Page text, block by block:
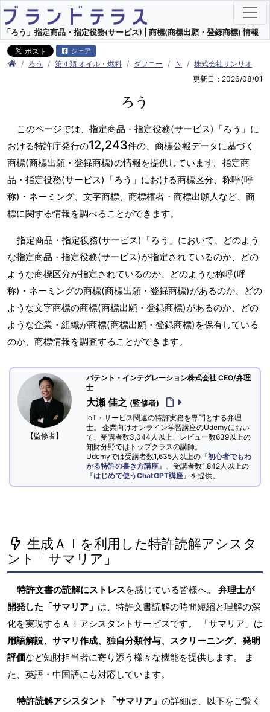
「ろう」指定商品・指定役務(サービス) | 商標(商標出願・登録商標) 情報
シェア
ろう 第４類 オイル・燃料 ダフニー Ｎ
株式会社サンリオ
更新日：2026/08/01
ろう
このページでは、指定商品・指定役務(サービス)「ろう」に
おける特許庁発行の12,243件の、商標公報データに基づく
商標(商標出願・登録商標)の情報を提供しています。指定商
品・指定役務(サービス)「ろう」における商標区分、称呼(呼
称)・ネーミング、文字商標、商標権者・商標出願人など、商
標に関する情報を調べることができます。
指定商品・指定役務(サービス)「ろう」において、どのよう
な指定商品・指定役務(サービス)が指定されているのか、どの
ような商標区分が指定されているのか、どのような称呼(呼
称)・ネーミングの商標(商標出願・登録商標)があるのか、どの
ような文字商標の商標(商標出願・登録商標)があるのか、どの
ような企業・組織が商標(商標出願・登録商標)を保有している
のか、商標情報を調査することができます。
【監修者】
パテント・インテグレーション株式会社 CEO/弁理
士
大瀬 佳之 (監修者)
IoT・サービス関連の特許実務を専門とする弁理
士。 企業向けオンライン学習講座のUdemyにおい
て、受講者数3,044人以上、レビュー数639以上の
知財分野ではトップクラスの講師。
Udemyでは受講者数1,635人以上の『初心者でもわ
かる特許の書き方講座 』、受講者数1,842人以上の
『はじめて使うChatGPT講座 』を提供。
生成ＡＩを利用した特許読解アシスタ
ント「サマリア」
特許文書の読解にストレスを感じている皆様へ。 弁理士が
開発した「サマリア」 は、特許文書読解の時間短縮と理解の深
化を実現するＡＩアシスタントサービスです。 「サマリア」は
用語解説、サマリ作成、独自分類付与、スクリーニング、発明
評価など知財担当者に寄り添う様々な機能を提供します。 ま
た、英語・中国語にも対応しています。
特許読解アシスタント「サマリア」 の詳細は、以下をご覧く